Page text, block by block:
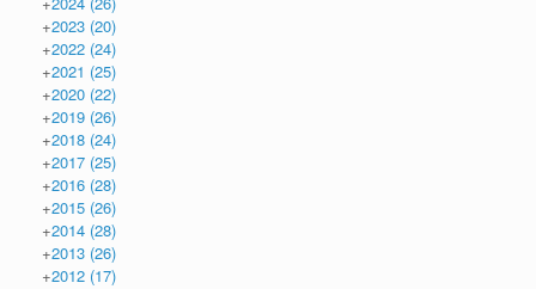
+2023 (20)
+2022 (24)
+2021 (25)
+2020 (22)
+2019 (26)
+2018 (24)
+2017 (25)
+2016 (28)
+2015 (26)
+2014 (28)
+2013 (26)
+2012 (17)